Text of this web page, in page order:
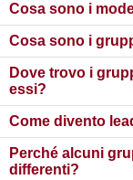
Cosa sono i
Cosa sono i
Dove trovo i
essi?
Come divento
Perché alcuni
differenti?